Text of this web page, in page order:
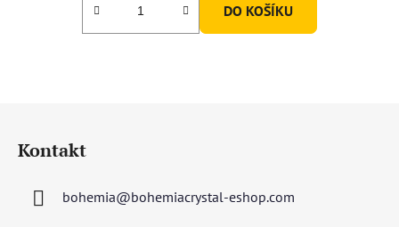
DO KOŠÍKU
Kontakt
bohemia@bohemiacrystal-eshop.com